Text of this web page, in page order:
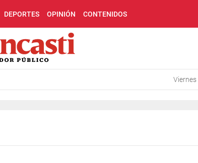
DEPORTES OPINIÓN CONTENIDOS